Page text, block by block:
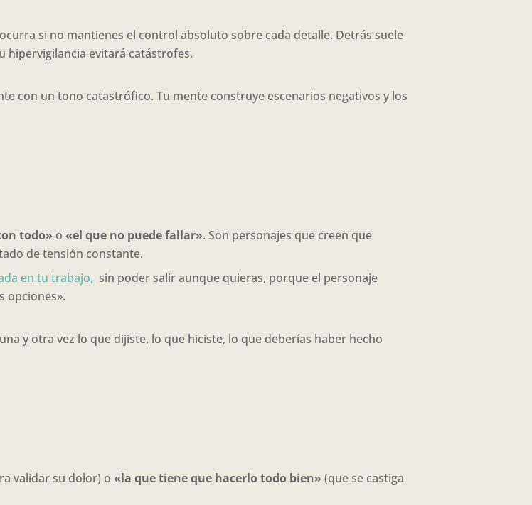
si no mantienes el control absoluto sobre cada detalle. Detrás suele
hipervigilancia evitará catástrofes.
con un tono catastrófico. Tu mente construye escenarios negativos y los
todo» o «el que no puede fallar». Son personajes que creen que
de tensión constante.
en tu trabajo, sin poder salir aunque quieras, porque el personaje
opciones».
y otra vez lo que dijiste, lo que hiciste, lo que deberías haber hecho
validar su dolor) o «la que tiene que hacerlo todo bien» (que se castiga